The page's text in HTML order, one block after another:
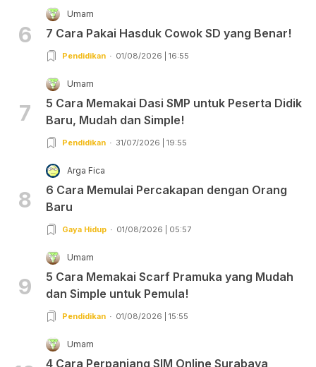
6
Umam
7 Cara Pakai Hasduk Cowok SD yang Benar!
Pendidikan 01/08/2026 | 16:55
7
Umam
5 Cara Memakai Dasi SMP untuk Peserta Didik
Baru, Mudah dan Simple!
Pendidikan 31/07/2026 | 19:55
8
Arga Fica
6 Cara Memulai Percakapan dengan Orang
Baru
Gaya Hidup 01/08/2026 | 05:57
9
Umam
5 Cara Memakai Scarf Pramuka yang Mudah
dan Simple untuk Pemula!
Pendidikan 01/08/2026 | 15:55
Umam
4 Cara Perpanjang SIM Online Surabaya